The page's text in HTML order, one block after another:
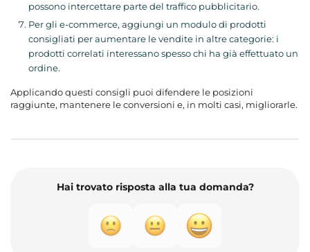
possono intercettare parte del traffico pubblicitario.
Per gli e-commerce, aggiungi un modulo di prodotti
consigliati per aumentare le vendite in altre categorie: i
prodotti correlati interessano spesso chi ha già effettuato un
ordine.
Applicando questi consigli puoi difendere le posizioni
raggiunte, mantenere le conversioni e, in molti casi, migliorarle.
Hai trovato risposta alla tua domanda?